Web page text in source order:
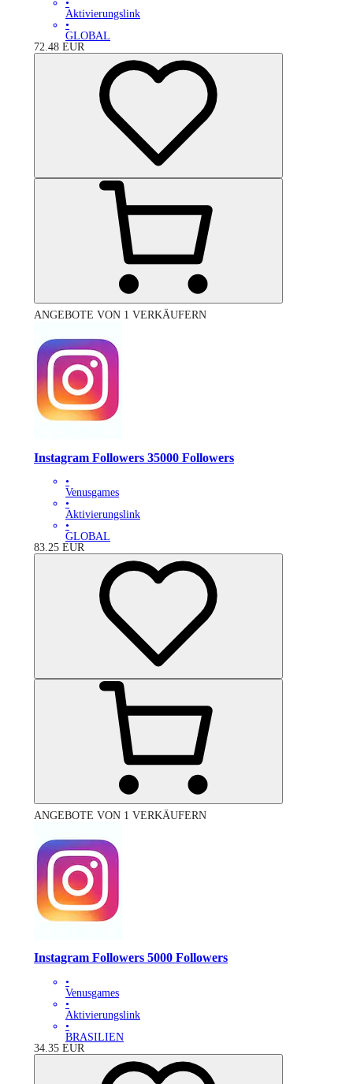
•
Aktivierungslink
•
GLOBAL
72.48 EUR
ANGEBOTE VON 1 VERKÄUFERN
Instagram Followers 35000 Followers
•
Venusgames
•
Aktivierungslink
•
GLOBAL
83.25 EUR
ANGEBOTE VON 1 VERKÄUFERN
Instagram Followers 5000 Followers
•
Venusgames
•
Aktivierungslink
•
BRASILIEN
34.35 EUR